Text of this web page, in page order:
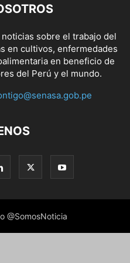
sobre el trabajo del
en cultivos, enfermedades
en beneficio de
del Perú y el mundo.
@SomosNoticia